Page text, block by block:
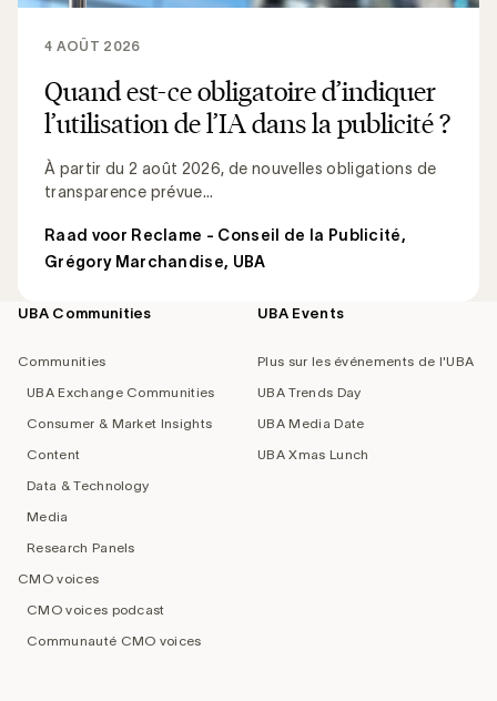
Quand est-ce obligatoire d’indiquer
l’utilisation de l’IA dans la publicité ?
À partir du 2 août 2026, de nouvelles obligations de
transparence prévue...
4 AOÛT 2026
Raad voor Reclame - Conseil de la Publicité,
Grégory Marchandise, UBA
Footer
UBA Communities
Communities
UBA Exchange Communities
Consumer & Market Insights
Content
Data & Technology
Media
Research Panels
CMO voices
CMO voices podcast
Communauté CMO voices
UBA Events
Plus sur les événements de l'UBA
UBA Trends Day
UBA Media Date
UBA Xmas Lunch